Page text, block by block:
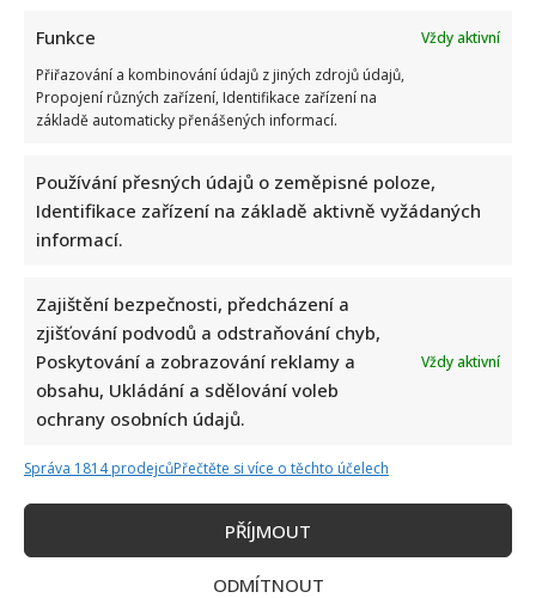
Funkce
Vždy aktivní
Přiřazování a kombinování údajů z jiných zdrojů údajů,
Propojení různých zařízení, Identifikace zařízení na
základě automaticky přenášených informací.
Používání přesných údajů o zeměpisné poloze,
Identifikace zařízení na základě aktivně vyžádaných
informací.
Zajištění bezpečnosti, předcházení a
zjišťování podvodů a odstraňování chyb,
Poskytování a zobrazování reklamy a
obsahu, Ukládání a sdělování voleb
ochrany osobních údajů.
Vždy aktivní
Správa 1814 prodejcůPřečtěte si více o těchto účelech
PŘÍJMOUT
ODMÍTNOUT